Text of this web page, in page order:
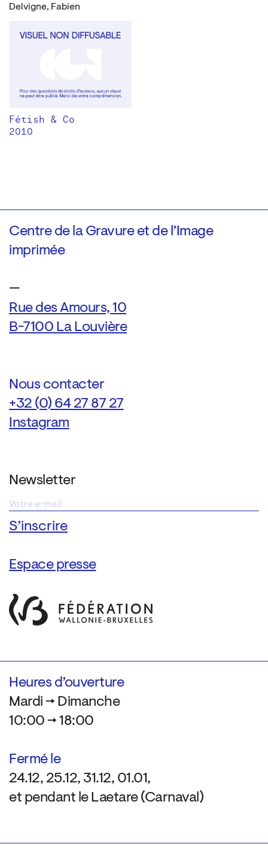
Delvigne, Fabien
Fétish & Co
2010
Centre de la Gravure et de l’Image
imprimée
—
Rue des Amours, 10
B-7100 La Louvière
Nous contacter
+32 (0) 64 27 87 27
Instagram
Newsletter
Espace presse
Heures d’ouverture
Mardi → Dimanche
10:00 → 18:00
Fermé le
24.12, 25.12, 31.12, 01.01,
et pendant le Laetare (Carnaval)